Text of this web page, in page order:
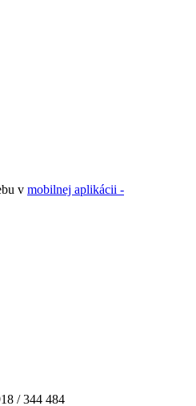
v mobilnej aplikácii -
/ 344 484